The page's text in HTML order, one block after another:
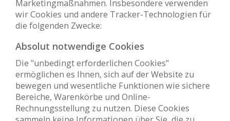
Marketingmaßnahmen. Insbesondere verwenden
wir Cookies und andere Tracker-Technologien für
die folgenden Zwecke:
Absolut notwendige Cookies
Die "unbedingt erforderlichen Cookies"
ermöglichen es Ihnen, sich auf der Website zu
bewegen und wesentliche Funktionen wie sichere
Bereiche, Warenkörbe und Online-
Rechnungsstellung zu nutzen. Diese Cookies